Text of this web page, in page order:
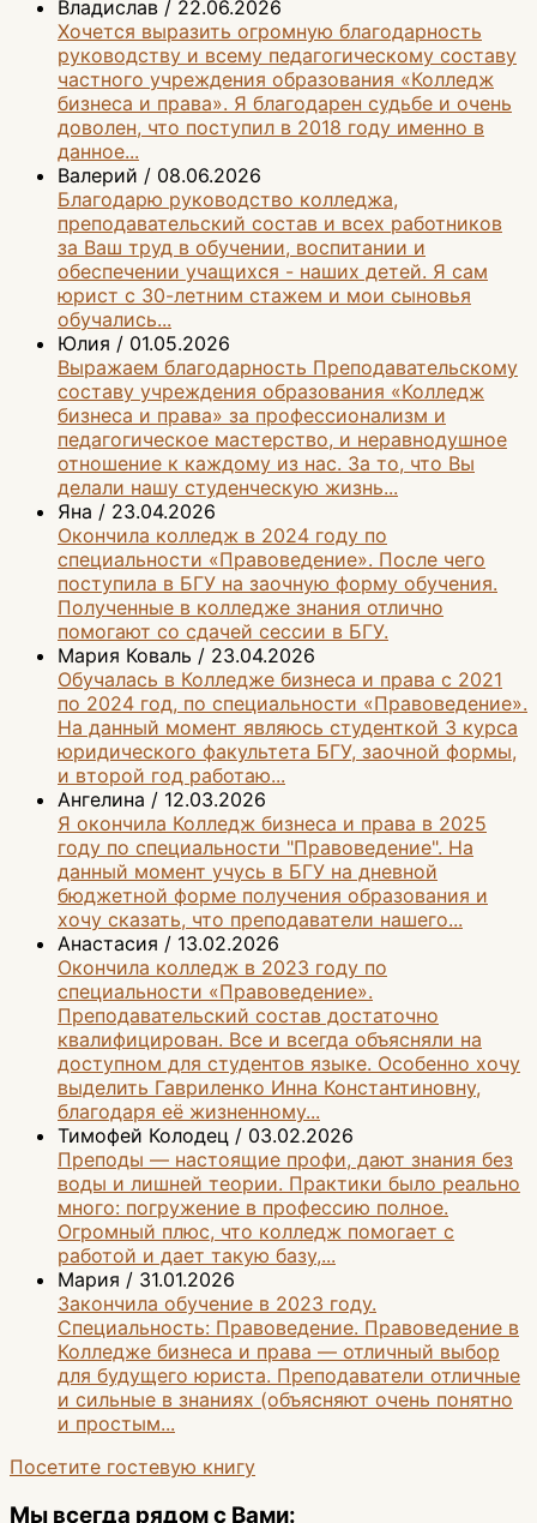
Владислав / 22.06.2026
Хочется выразить огромную благодарность
руководству и всему педагогическому составу
частного учреждения образования «Колледж
бизнеса и права». Я благодарен судьбе и очень
доволен, что поступил в 2018 году именно в
данное...
Валерий / 08.06.2026
Благодарю руководство колледжа,
преподавательский состав и всех работников
за Ваш труд в обучении, воспитании и
обеспечении учащихся - наших детей. Я сам
юрист с 30-летним стажем и мои сыновья
обучались...
Юлия / 01.05.2026
Выражаем благодарность Преподавательскому
составу учреждения образования «Колледж
бизнеса и права» за профессионализм и
педагогическое мастерство, и неравнодушное
отношение к каждому из нас. За то, что Вы
делали нашу студенческую жизнь...
Яна / 23.04.2026
Окончила колледж в 2024 году по
специальности «Правоведение». После чего
поступила в БГУ на заочную форму обучения.
Полученные в колледже знания отлично
помогают со сдачей сессии в БГУ.
Мария Коваль / 23.04.2026
Обучалась в Колледже бизнеса и права с 2021
по 2024 год, по специальности «Правоведение».
На данный момент являюсь студенткой 3 курса
юридического факультета БГУ, заочной формы,
и второй год работаю...
Ангелина / 12.03.2026
Я окончила Колледж бизнеса и права в 2025
году по специальности "Правоведение". На
данный момент учусь в БГУ на дневной
бюджетной форме получения образования и
хочу сказать, что преподаватели нашего...
Анастасия / 13.02.2026
Окончила колледж в 2023 году по
специальности «Правоведение».
Преподавательский состав достаточно
квалифицирован. Все и всегда объясняли на
доступном для студентов языке. Особенно хочу
выделить Гавриленко Инна Константиновну,
благодаря её жизненному...
Тимофей Колодец / 03.02.2026
Преподы — настоящие профи, дают знания без
воды и лишней теории. Практики было реально
много: погружение в профессию полное.
Огромный плюс, что колледж помогает с
работой и дает такую базу,...
Мария / 31.01.2026
Закончила обучение в 2023 году.
Специальность: Правоведение. Правоведение в
Колледже бизнеса и права — отличный выбор
для будущего юриста. Преподаватели отличные
и сильные в знаниях (объясняют очень понятно
и простым...
Посетите гостевую книгу
Мы всегда рядом с Вами: